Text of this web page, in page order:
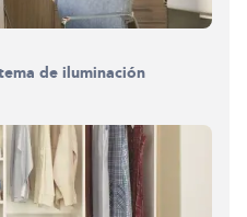
de iluminación